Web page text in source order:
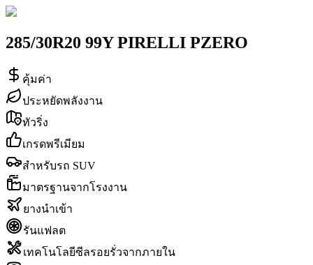
285/30R20 99Y PIRELLI PZERO
คุ้มค่า
ประหยัดพลังงาน
ทัวริ่ง
เกรดพรีเมียม
สำหรับรถ SUV
มาตรฐานจากโรงงาน
ยางนำเข้า
รันแฟลต
เทคโนโลยีซีลรอยรั่วจากภายใน